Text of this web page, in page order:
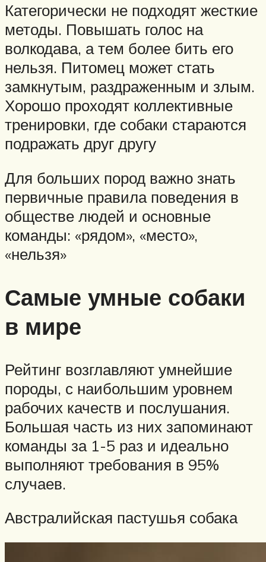
Категорически не подходят жесткие
методы. Повышать голос на
волкодава, а тем более бить его
нельзя. Питомец может стать
замкнутым, раздраженным и злым.
Хорошо проходят коллективные
тренировки, где собаки стараются
подражать друг другу
Для больших пород важно знать
первичные правила поведения в
обществе людей и основные
команды: «рядом», «место»,
«нельзя»
Самые умные собаки
в мире
Рейтинг возглавляют умнейшие
породы, с наибольшим уровнем
рабочих качеств и послушания.
Большая часть из них запоминают
команды за 1-5 раз и идеально
выполняют требования в 95%
случаев.
Австралийская пастушья собака